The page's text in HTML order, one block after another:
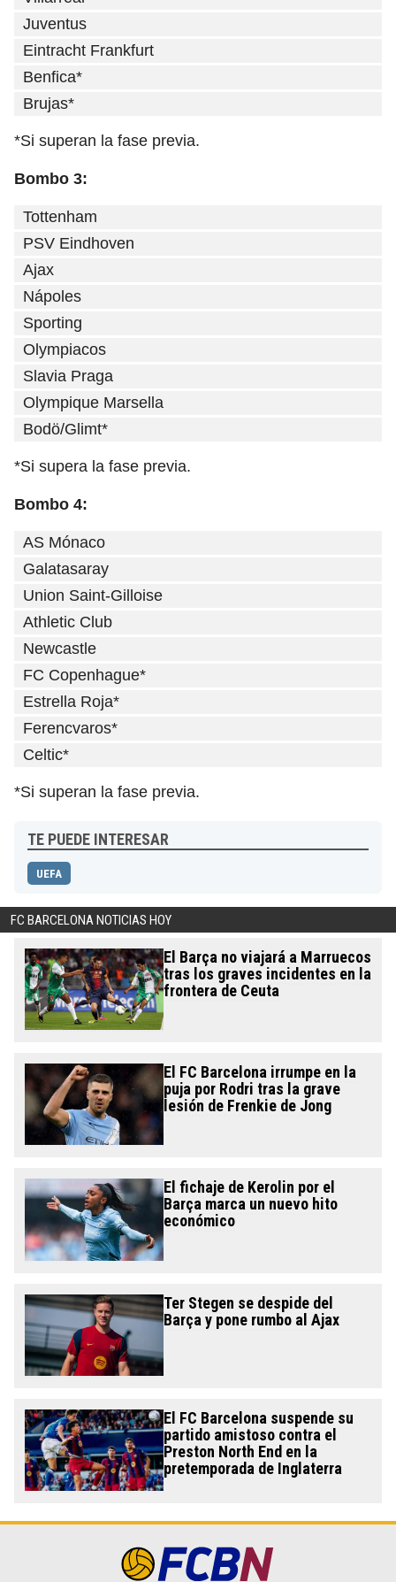
Juventus
Eintracht Frankfurt
Benfica*
Brujas*
*Si superan la fase previa.
Bombo 3:
Tottenham
PSV Eindhoven
Ajax
Nápoles
Sporting
Olympiacos
Slavia Praga
Olympique Marsella
Bodö/Glimt*
*Si supera la fase previa.
Bombo 4:
AS Mónaco
Galatasaray
Union Saint-Gilloise
Athletic Club
Newcastle
FC Copenhague*
Estrella Roja*
Ferencvaros*
Celtic*
*Si superan la fase previa.
TE PUEDE INTERESAR
UEFA
FC BARCELONA NOTICIAS HOY
El Barça no viajará a Marruecos
tras los graves incidentes en la
frontera de Ceuta
El FC Barcelona irrumpe en la
puja por Rodri tras la grave
lesión de Frenkie de Jong
El fichaje de Kerolin por el
Barça marca un nuevo hito
económico
Ter Stegen se despide del
Barça y pone rumbo al Ajax
El FC Barcelona suspende su
partido amistoso contra el
Preston North End en la
pretemporada de Inglaterra